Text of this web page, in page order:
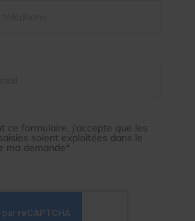
ce formulaire, j'accepte que les
soient exploitées dans le
ma demande*